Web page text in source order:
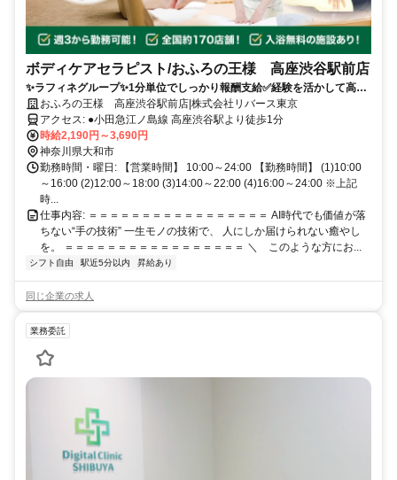
ボディケアセラピスト/おふろの王様 高座渋谷駅前店
✨️ラフィネグループ✨1分単位でしっかり報酬支給️✅経験を活かして高時
給✅ブランクOK✅️無料研修ありで安心✅️異業種からの転職実績多数！一
生ものの技術が身につく◎自分のペースで働ける◎
おふろの王様 高座渋谷駅前店|株式会社リバース東京
アクセス: ●小田急江ノ島線 高座渋谷駅より徒歩1分
時給2,190円～3,690円
神奈川県大和市
勤務時間・曜日: 【営業時間】 10:00～24:00 【勤務時間】 (1)10:00
～16:00 (2)12:00～18:00 (3)14:00～22:00 (4)16:00～24:00 ※上記
時...
仕事内容: ＝＝＝＝＝＝＝＝＝＝＝＝＝＝＝＝＝ AI時代でも価値が落
ちない“手の技術” 一生モノの技術で、 人にしか届けられない癒やし
を。 ＝＝＝＝＝＝＝＝＝＝＝＝＝＝＝＝＝ ＼ このような方にお...
シフト自由 駅近5分以内 昇給あり
同じ企業の求人
業務委託